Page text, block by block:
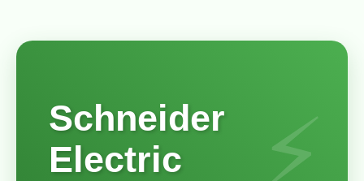
Schneider
Electric